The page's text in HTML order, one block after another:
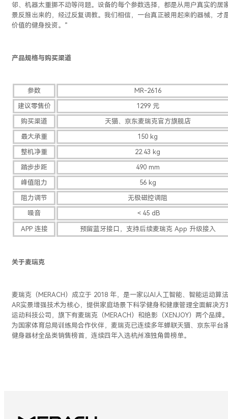
邻、机器太重挪不动等问题。设备的每个参数选择，都是从用户真实的居
景反推出来的，经过反复调教。我们相信，一台真正被用起来的器械，才
价值的健身投资。”
产品规格与购买渠道
参数
MR-2616
建议零售价
1299 元
购买渠道
天猫、京东麦瑞克官方旗舰店
最大承重
150 kg
整机净重
22.43 kg
踏步步距
490 mm
峰值阻力
56 kg
阻力调节
无极磁控调阻
噪音
＜45 dB
APP 连接 预留蓝牙接口，支持后续麦瑞克 App 升级接入
关于麦瑞克
麦瑞克（MERACH）成立于 2018 年，是一家以AI人工智能、智能运动算
AR实景增强技术为核心，提供家庭场景下科学健身和健康管理全面解决方
运动科技公司，旗下有麦瑞克（MERACH）和绝影（XENJOY）两个品牌
为国家体育总局训练局合作伙伴，麦瑞克已连续多年蝉联天猫、京东平台
健身器材全品类销售榜首，连续四年入选杭州准独角兽榜单。